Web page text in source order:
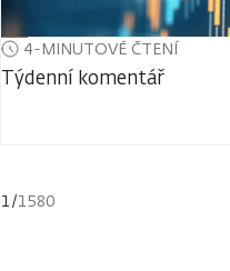
4-MINUTOVÉ ČTENÍ
Týdenní komentář
1/1580